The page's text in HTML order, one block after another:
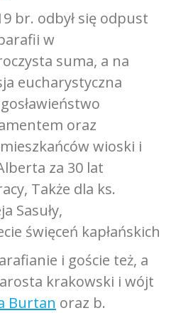
br. odbył się odpust
w
suma, a na
eucharystyczna
oraz
wioski i
za 30 lat
Także dla ks.
Sasuły,
święceń kapłańskich
i goście też, a
krakowski i wójt
Burtan oraz b.